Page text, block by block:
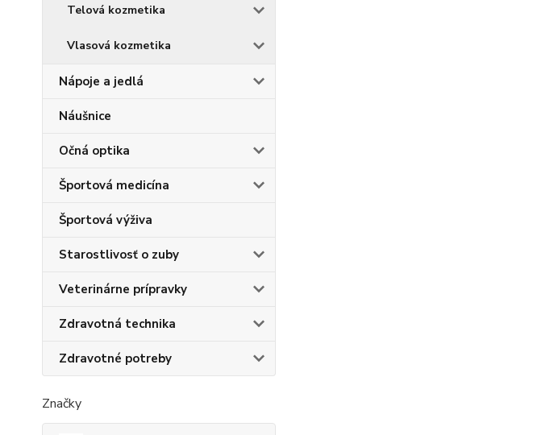
Telová kozmetika
Vlasová kozmetika
Nápoje a jedlá
Náušnice
Očná optika
Športová medicína
Športová výživa
Starostlivosť o zuby
Veterinárne prípravky
Zdravotná technika
Zdravotné potreby
Značky